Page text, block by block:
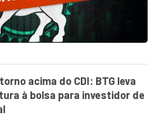
acima do CDI: BTG leva
à bolsa para investidor de